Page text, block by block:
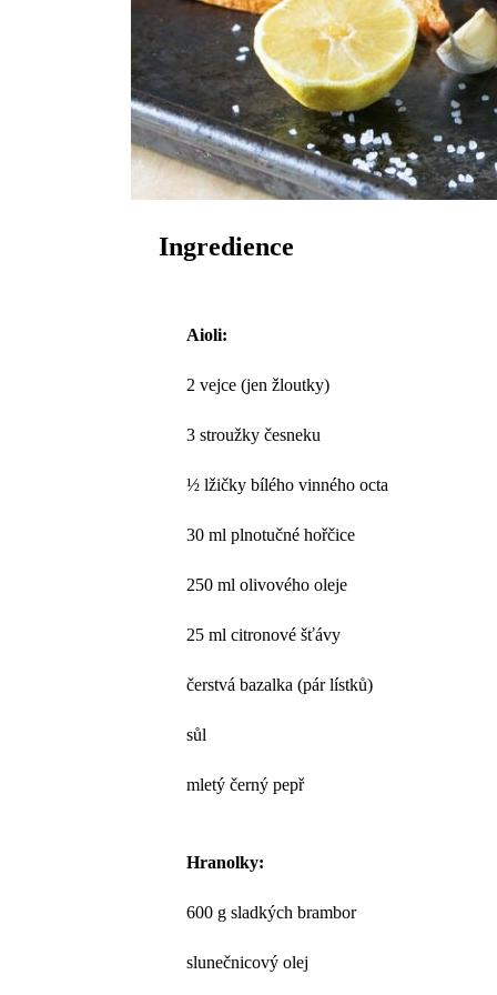
Ingredience
Aioli:
2 vejce (jen žloutky)
3 stroužky česneku
½ lžičky bílého vinného octa
30 ml plnotučné hořčice
250 ml olivového oleje
25 ml citronové šťávy
čerstvá bazalka (pár lístků)
sůl
mletý černý pepř
Hranolky:
600 g sladkých brambor
slunečnicový olej